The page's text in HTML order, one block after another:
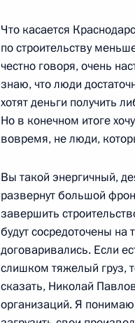
Вступительное
28 октября 2002 года, 19:57
Вступительное слово
26 октября 2002
Обращение
26 октября 2002 года, 21:00
Что касается
по строительству
честно говоря, очень
знаю, что люди
хотят деньги получить
Но в конечном итоге
вовремя, не люди,
Вы такой энергичный,
развернут большой
завершить
будут сосредоточены
договаривались. Если
слишком тяжелый груз,
сказать, Николай
организаций. Я